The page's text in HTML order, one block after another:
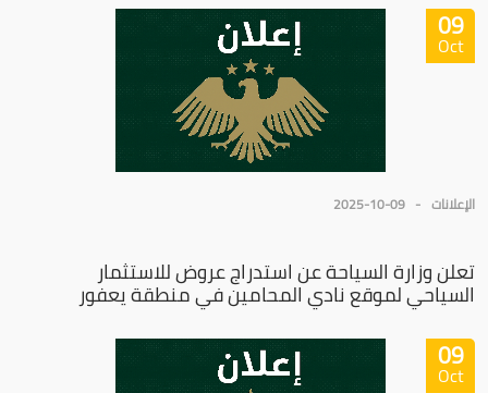
09
Oct
الإعلانات 2025-10-09
تعلن وزارة السياحة عن استدراج عروض للاستثمار
السياحي لموقع نادي المحامين في منطقة يعفور
09
Oct